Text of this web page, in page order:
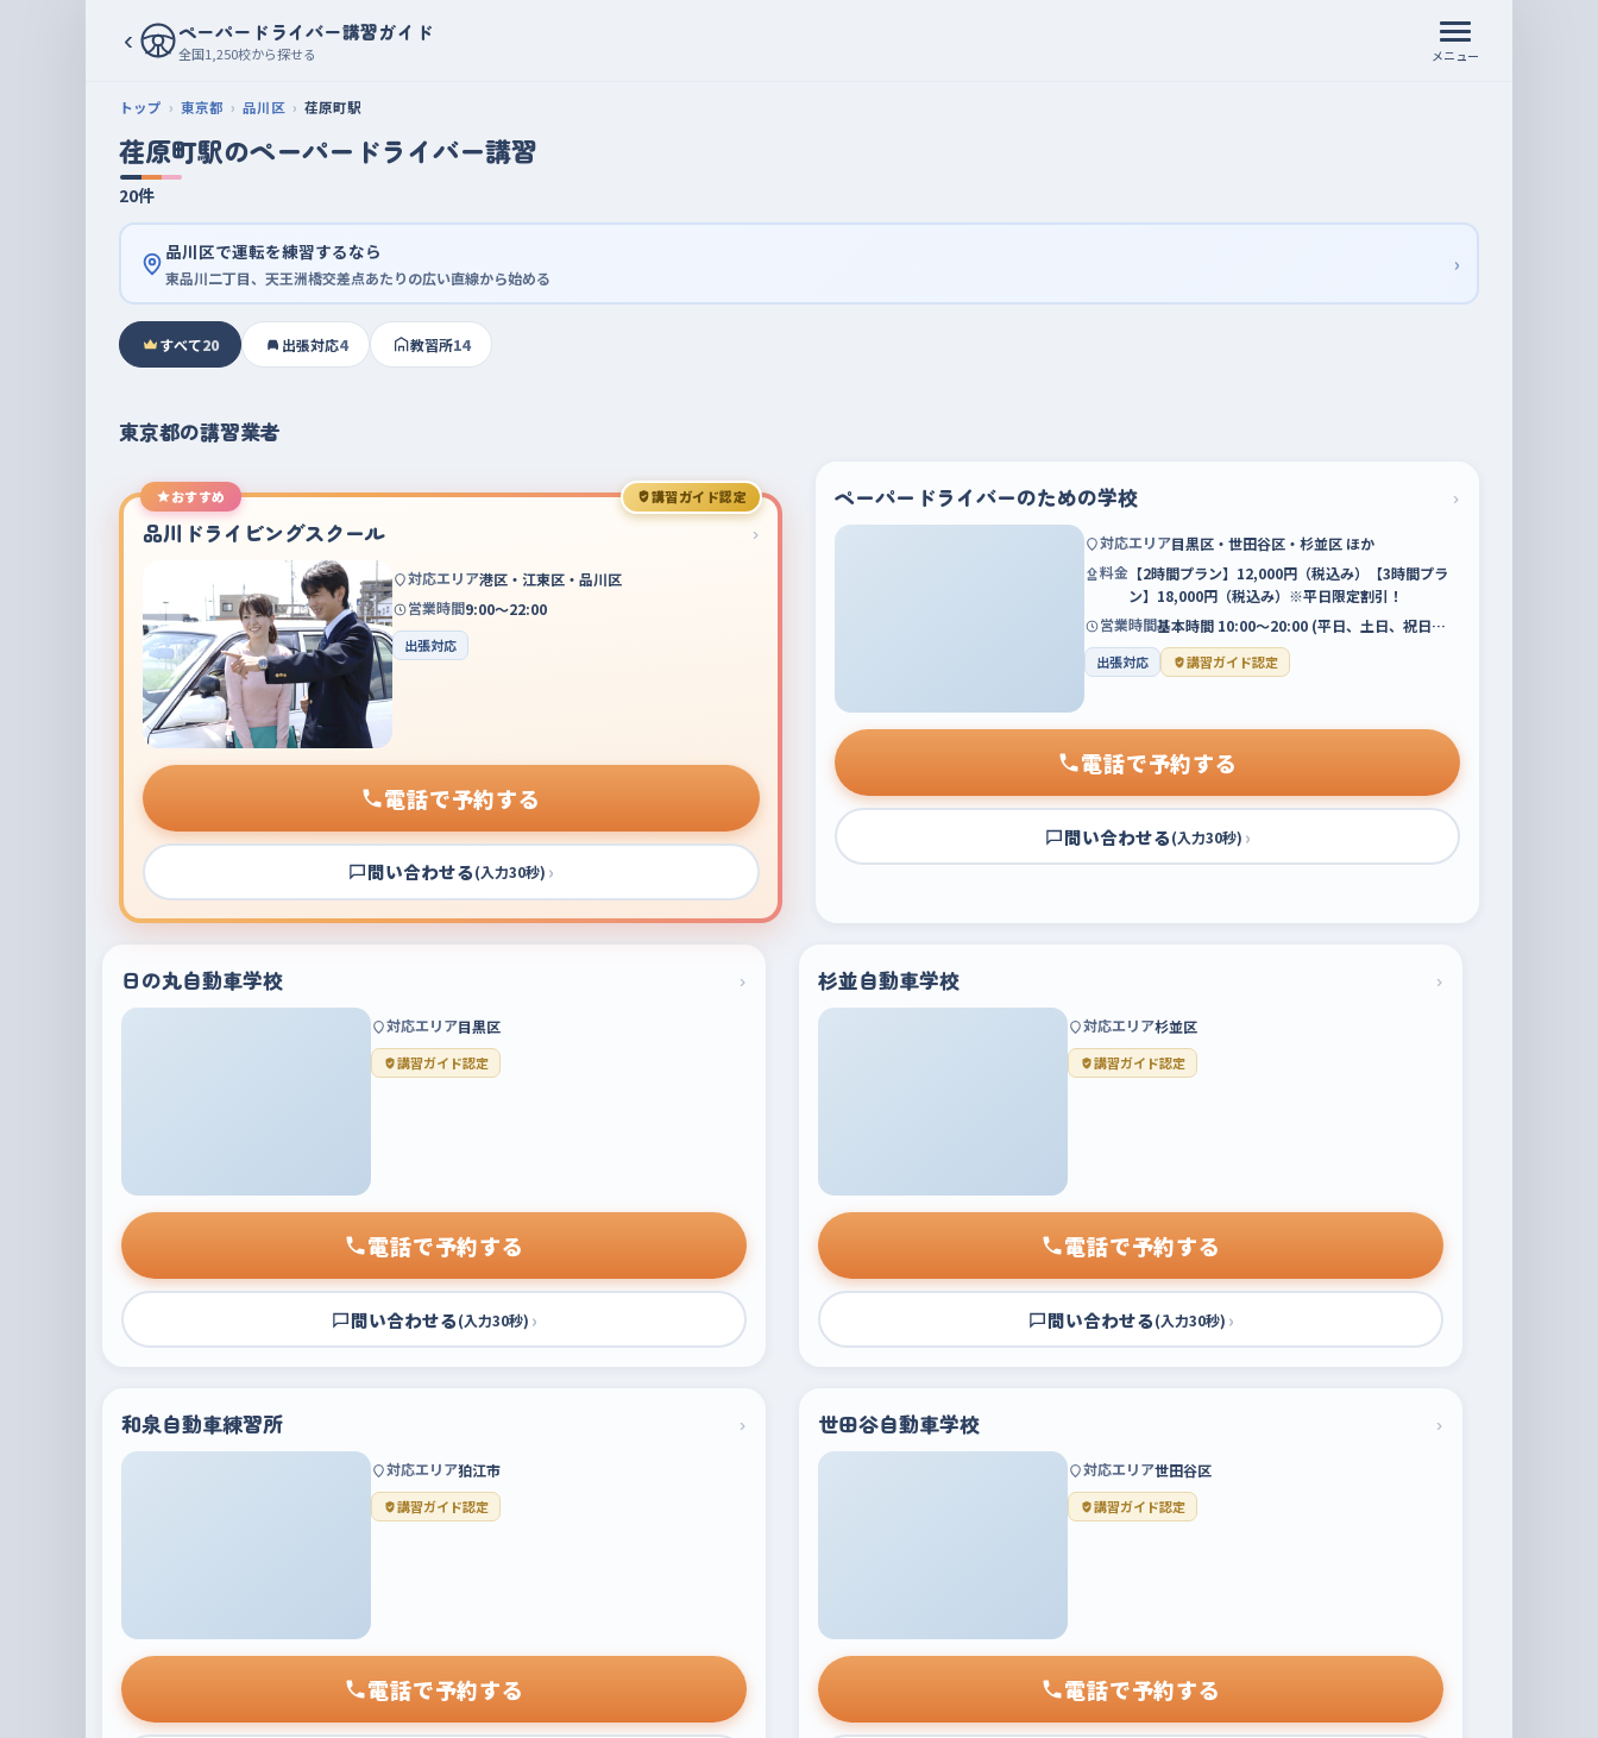
‹ ペーパードライバー講習ガイド
全国1,250校から探せる メニュー
トップ 東京都 品川区 荏原町駅
荏原町駅のペーパードライバー講習
20件
品川区で運転を練習するなら
東品川二丁目、天王洲橋交差点あたりの広い直線から始める ›
すべて20 出張対応4 教習所14
東京都の講習業者
おすすめ 講習ガイド認定
品川ドライビングスクール ›
対応エリア港区・江東区・品川区
営業時間9:00～22:00
出張対応
電話で予約する
問い合わせる(入力30秒) ›
ペーパードライバーのための学校 ›
対応エリア目黒区・世田谷区・杉並区 ほか
料金 【2時間プラン】12,000円（税込み）【3時間プラ
ン】18,000円（税込み）※平日限定割引！
営業時間基本時間 10:00〜20:00 (平日、土日、祝日…
出張対応 講習ガイド認定
電話で予約する
問い合わせる(入力30秒) ›
日の丸自動車学校 ›
対応エリア目黒区
講習ガイド認定
電話で予約する
問い合わせる(入力30秒) ›
杉並自動車学校 ›
対応エリア杉並区
講習ガイド認定
電話で予約する
問い合わせる(入力30秒) ›
和泉自動車練習所 ›
対応エリア狛江市
講習ガイド認定
電話で予約する
世田谷自動車学校 ›
対応エリア世田谷区
講習ガイド認定
電話で予約する